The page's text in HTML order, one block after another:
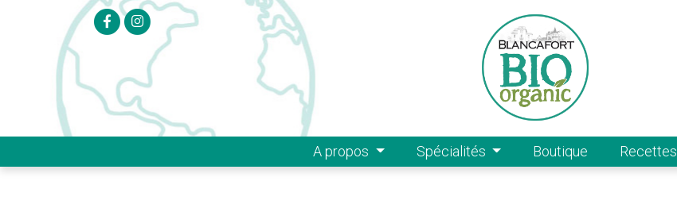
A propos Spécialités Boutique Recettes